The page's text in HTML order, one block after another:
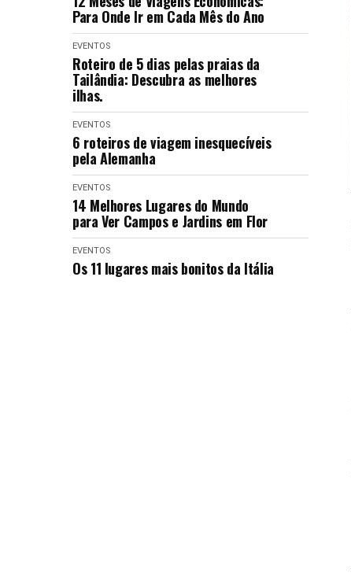
Para Onde Ir em Cada Mês do Ano
EVENTOS
Roteiro de 5 dias pelas praias da
Tailândia: Descubra as melhores
ilhas.
EVENTOS
6 roteiros de viagem inesquecíveis
pela Alemanha
EVENTOS
14 Melhores Lugares do Mundo
para Ver Campos e Jardins em Flor
EVENTOS
Os 11 lugares mais bonitos da Itália